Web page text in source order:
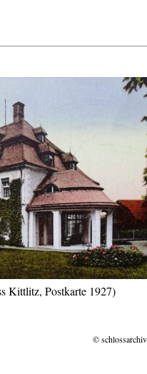
Kittlitz, Postkarte 1927)
©